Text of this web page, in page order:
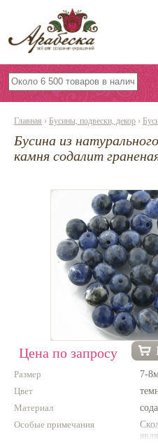
Бусины, подвески,
Бисер
Фурнитура
Инструменты и
Эпоксидная смола
Шнуры, ленты,
По темам и сезонам
Бисер TOHO
Нетемнеющая
Всё для вышивки
Натуральные камни
Каталог
Главная › Бусины, подвески, декор ›
Бусина из натурального
камня содалит
Цена по запросу
Размер
7-
Цвет
Материал
Особые примечания